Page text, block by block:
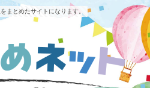
まとめたサイトになります。